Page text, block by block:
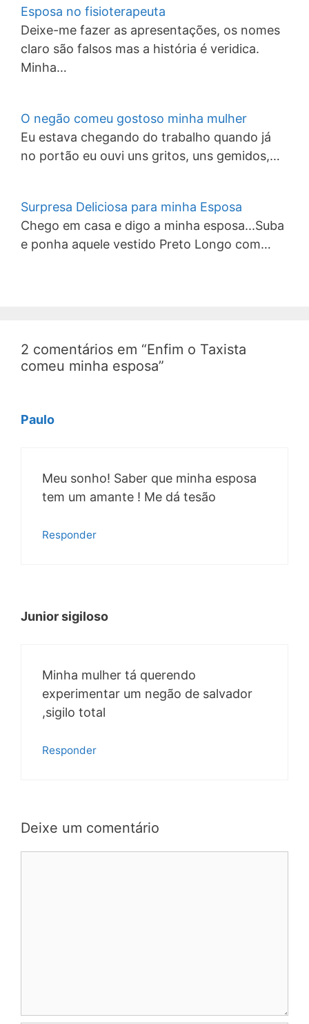
Esposa no fisioterapeuta
Deixe-me fazer as apresentações, os nomes
claro são falsos mas a história é veridica.
Minha…
O negão comeu gostoso minha mulher
Eu estava chegando do trabalho quando já
no portão eu ouvi uns gritos, uns gemidos,…
Surpresa Deliciosa para minha Esposa
Chego em casa e digo a minha esposa...Suba
e ponha aquele vestido Preto Longo com…
2 comentários em “Enfim o Taxista
comeu minha esposa”
Paulo
Meu sonho! Saber que minha esposa
tem um amante ! Me dá tesão
Responder
Junior sigiloso
Minha mulher tá querendo
experimentar um negão de salvador
,sigilo total
Responder
Deixe um comentário